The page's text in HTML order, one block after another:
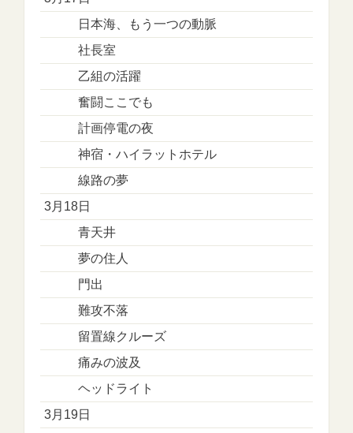
日本海、もう一つの動脈
社長室
乙組の活躍
奮闘ここでも
計画停電の夜
神宿・ハイラットホテル
線路の夢
3月18日
青天井
夢の住人
門出
難攻不落
留置線クルーズ
痛みの波及
ヘッドライト
3月19日